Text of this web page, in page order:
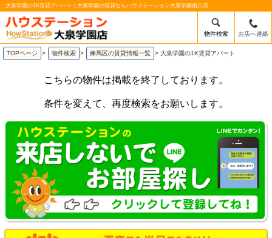
大泉学園の1K賃貸アパート | 大泉学園の賃貸ならハウステーション大泉学園南口店
物件検索 お店へ連絡
TOPページ > 物件検索 > 練馬区の賃貸情報一覧 > 大泉学園の1K賃貸アパート
こちらの物件は掲載を終了しております。
条件を変えて、再度検索をお願いします。